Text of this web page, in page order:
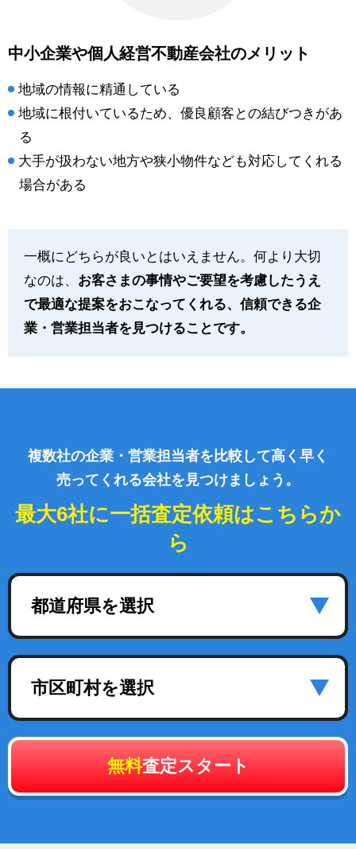
中小企業や個人経営不動産会社のメリット
地域の情報に精通している
地域に根付いているため、優良顧客との結びつきがあ
る
大手が扱わない地方や狭小物件なども対応してくれる
場合がある
一概にどちらが良いとはいえません。何より大切
なのは、 お客さまの事情やご要望を考慮したうえ
で最適な提案をおこなってくれる、信頼できる企
業・営業担当者を見つけることです。
複数社の企業・営業担当者を比較して高く早く
売ってくれる会社を見つけましょう。
最大6社に一括査定依頼はこちらか
ら
都道府県を選択
市区町村を選択
無料査定スタート